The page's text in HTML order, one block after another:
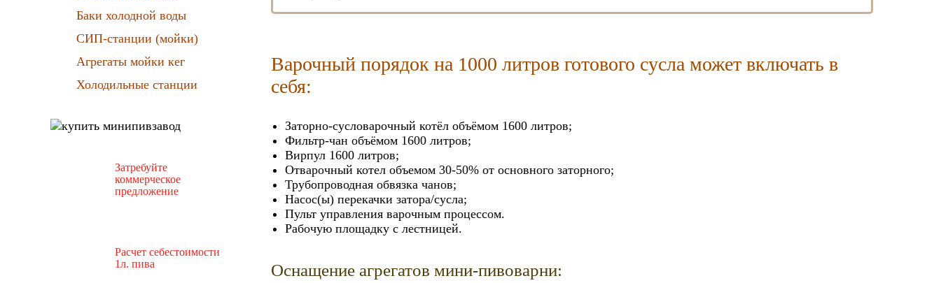
Варочный порядок на 1000 литров готового сусла может включать в
себя:
Заторно-сусловарочный котёл объёмом 1600 литров;
Фильтр-чан объёмом 1600 литров;
Вирпул 1600 литров;
Отварочный котел объемом 30-50% от основного заторного;
Трубопроводная обвязка чанов;
Насос(ы) перекачки затора/сусла;
Пульт управления варочным процессом.
Рабочую площадку с лестницей.
Оснащение агрегатов мини-пивоварни:
Баки холодной воды
СИП-станции (мойки)
Агрегаты мойки кег
Холодильные станции
Затребуйте
коммерческое
предложение
Расчет себестоимости
1л. пива